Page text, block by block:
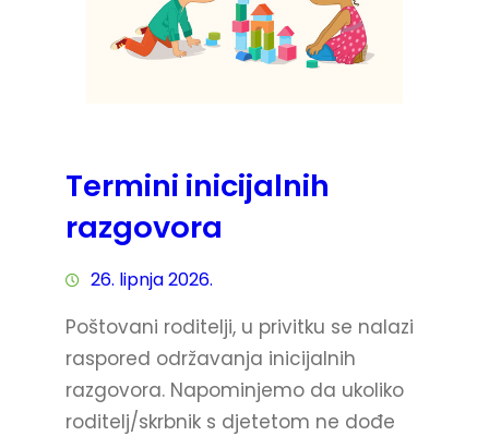
Termini inicijalnih
razgovora
26. lipnja 2026.
Poštovani roditelji, u privitku se nalazi
raspored održavanja inicijalnih
razgovora. Napominjemo da ukoliko
roditelj/skrbnik s djetetom ne dođe